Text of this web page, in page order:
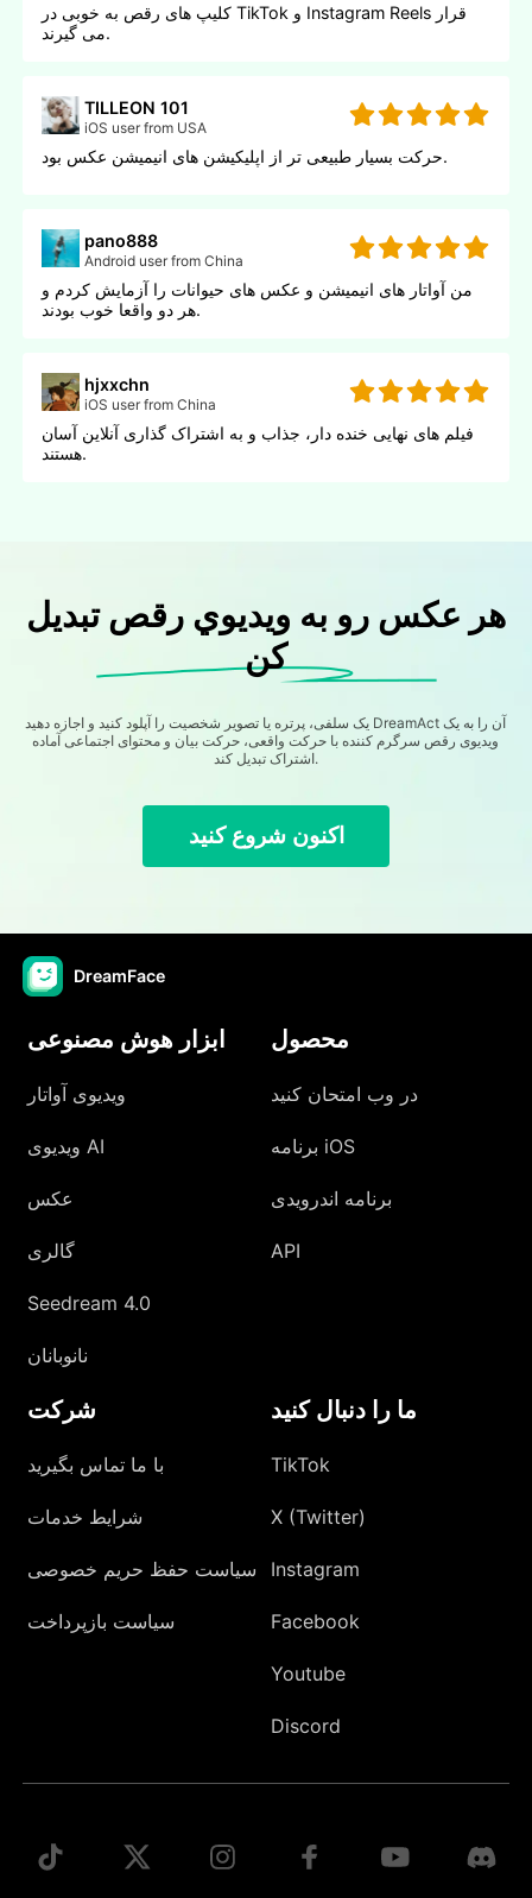
کلیپ های رقص به خوبی در TikTok و Instagram Reels قرار
می گیرند.
TILLEON 101
iOS user from USA
حرکت بسیار طبیعی تر از اپلیکیشن های انیمیشن عکس بود.
pano888
Android user from China
من آواتار های انیمیشن و عکس های حیوانات را آزمایش کردم و
هر دو واقعا خوب بودند.
hjxxchn
iOS user from China
فیلم های نهایی خنده دار، جذاب و به اشتراک گذاری آنلاین آسان
هستند.
هر عكس رو به ويديوي رقص تبديل
کن
یک سلفی، پرتره یا تصویر شخصیت را آپلود کنید و اجازه دهید DreamAct آن را به یک
ویدیوی رقص سرگرم کننده با حرکت واقعی، حرکت بیان و محتوای اجتماعی آماده
اشتراک تبدیل کند.
اکنون شروع کنید
DreamFace
ابزار هوش مصنوعی
ویدیوی آواتار
ویدیوی AI
عکس
گالری
Seedream 4.0
نانوبانان
محصول
در وب امتحان کنید
برنامه iOS
برنامه اندرویدی
API
شرکت
با ما تماس بگیرید
شرایط خدمات
سیاست حفظ حریم خصوصی
سیاست بازپرداخت
ما را دنبال کنید
TikTok
X (Twitter)
Instagram
Facebook
Youtube
Discord